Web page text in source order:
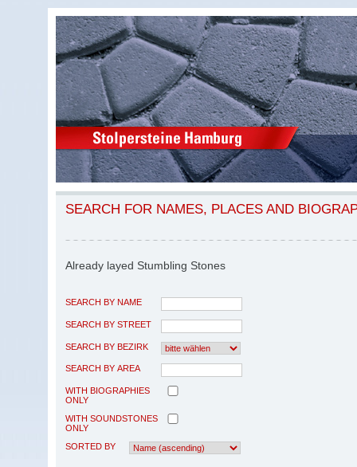
SEARCH FOR NAMES, PLACES AND
Already layed Stumbling Stones
SEARCH BY NAME
SEARCH BY STREET
SEARCH BY BEZIRK
SEARCH BY AREA
WITH BIOGRAPHIES
ONLY
WITH SOUNDSTONES
ONLY
SORTED BY